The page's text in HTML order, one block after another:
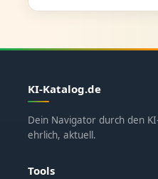
KI-Katalog.de
Dein Navigator durch den
ehrlich, aktuell.
Tools